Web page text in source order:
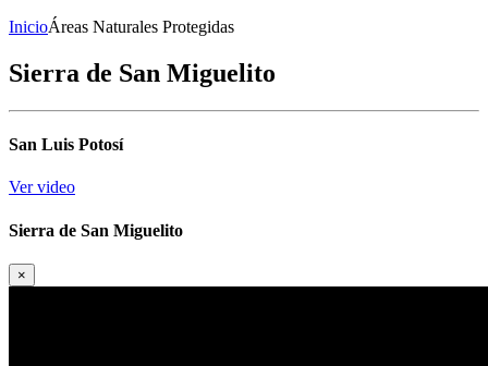
InicioÁreas Naturales Protegidas
Sierra de San Miguelito
San Luis Potosí
Ver video
Sierra de San Miguelito
×